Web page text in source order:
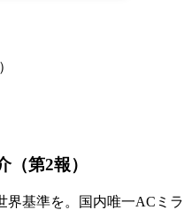
第2報）
界基準を。国内唯一ACミ